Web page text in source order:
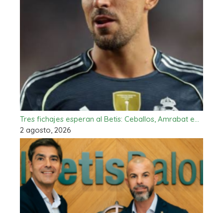
Tres fichajes esperan al Betis: Ceballos, Amrabat e…
2 agosto, 2026